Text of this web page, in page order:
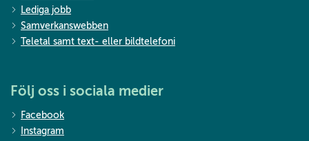
Lediga jobb
Samverkanswebben
Teletal samt text- eller bildtelefoni
Följ oss i sociala medier
Facebook
Instagram